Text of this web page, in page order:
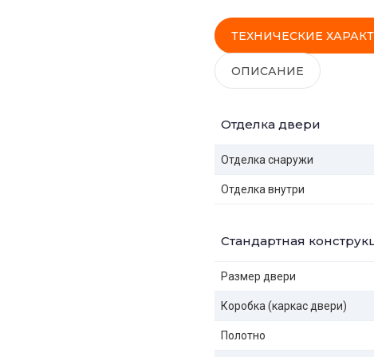
ТЕХНИЧЕСКИЕ
ОПИСАНИЕ
Отделка двери
Отделка снаружи
Отделка внутри
Стандартная
Размер двери
Коробка (каркас двери)
Полотно